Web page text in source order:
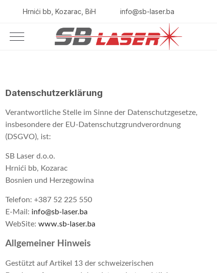
Hrnići bb, Kozarac, BiH info@sb-laser.ba
Datenschutzerklärung
Verantwortliche Stelle im Sinne der Datenschutzgesetze,
insbesondere der EU-Datenschutzgrundverordnung
(DSGVO), ist:
SB Laser d.o.o.
Hrnići bb, Kozarac
Bosnien und Herzegowina
Telefon: +387 52 225 550
E-Mail: info@sb-laser.ba
WebSite:www.sb-laser.ba
Allgemeiner Hinweis
Gestützt auf Artikel 13 der schweizerischen